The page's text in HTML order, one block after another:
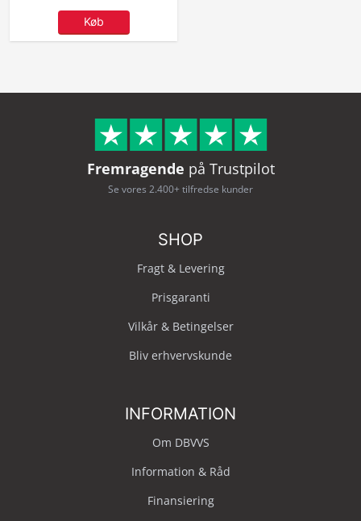
Køb
Fremragende på Trustpilot
Se vores 2.400+ tilfredse kunder
SHOP
Fragt & Levering
Prisgaranti
Vilkår & Betingelser
Bliv erhvervskunde
INFORMATION
Om DBVVS
Information & Råd
Finansiering